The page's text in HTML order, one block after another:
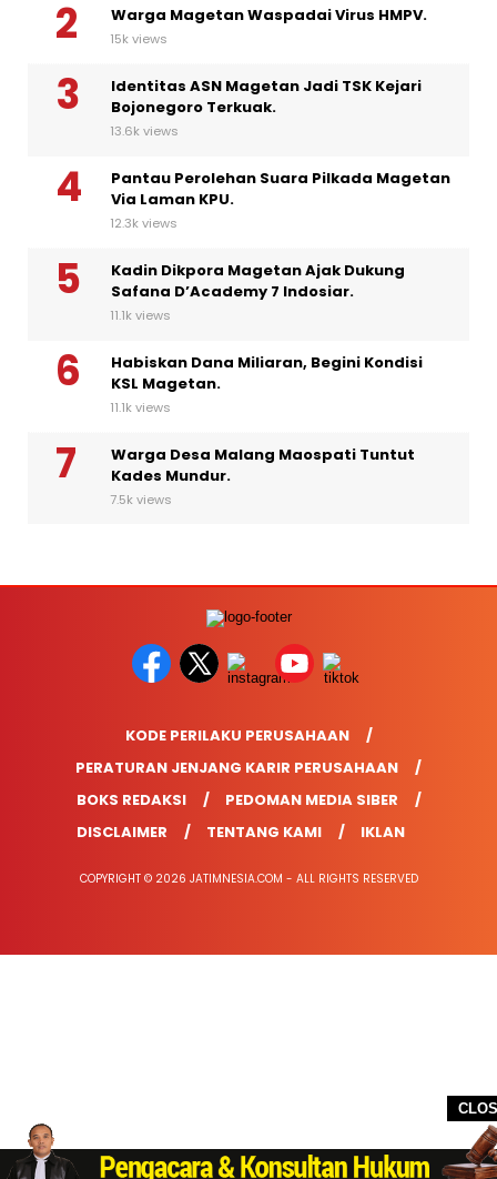
Warga Magetan Waspadai Virus HMPV.
15k views
Identitas ASN Magetan Jadi TSK Kejari
Bojonegoro Terkuak.
13.6k views
Pantau Perolehan Suara Pilkada Magetan
Via Laman KPU.
12.3k views
Kadin Dikpora Magetan Ajak Dukung
Safana D’Academy 7 Indosiar.
11.1k views
Habiskan Dana Miliaran, Begini Kondisi
KSL Magetan.
11.1k views
Warga Desa Malang Maospati Tuntut
Kades Mundur.
7.5k views
KODE PERILAKU PERUSAHAAN
PERATURAN JENJANG KARIR PERUSAHAAN
BOKS REDAKSI
PEDOMAN MEDIA SIBER
DISCLAIMER
TENTANG KAMI IKLAN
COPYRIGHT © 2026 JATIMNESIA.COM - ALL RIGHTS RESERVED